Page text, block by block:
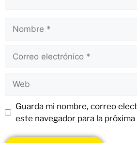
Guarda mi nombre, correo
este navegador para la